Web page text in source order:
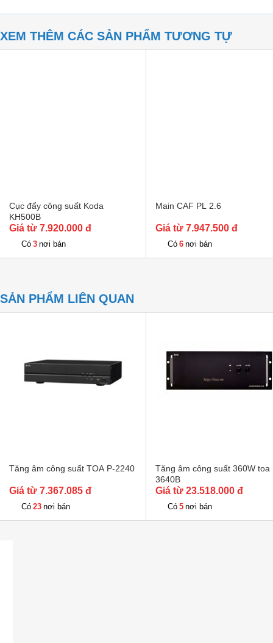
XEM THÊM CÁC SẢN PHẨM TƯƠNG TỰ
Cục đẩy công suất Koda
KH500B
Giá từ 7.920.000 đ
Có 3 nơi bán
Main CAF PL 2.6
Giá từ 7.947.500 đ
Có 6 nơi bán
SẢN PHẨM LIÊN QUAN
Tăng âm công suất TOA P-2240
Giá từ 7.367.085 đ
Có 23 nơi bán
Tăng âm công suất 360W toa
3640B
Giá từ 23.518.000 đ
Có 5 nơi bán